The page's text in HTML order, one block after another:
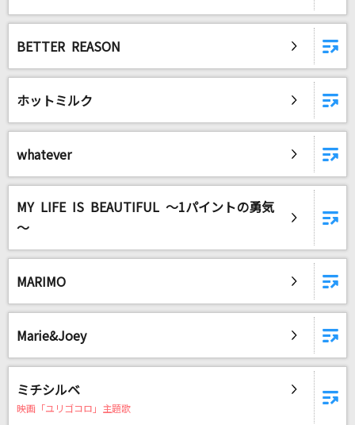
BETTER REASON
ホットミルク
whatever
MY LIFE IS BEAUTIFUL ～1パイントの勇気
～
MARIMO
Marie&Joey
ミチシルベ
映画「ユリゴコロ」主題歌